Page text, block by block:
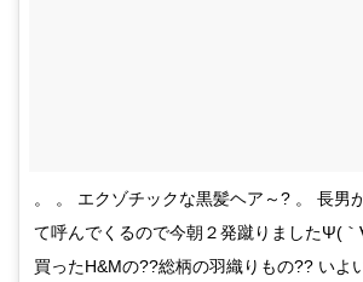
。 。 エクゾチックな黒髪ヘア～? 。 長男
て呼んでくるので今朝２発蹴りましたΨ(
買ったH&Mの??総柄の羽織りもの?? いよ